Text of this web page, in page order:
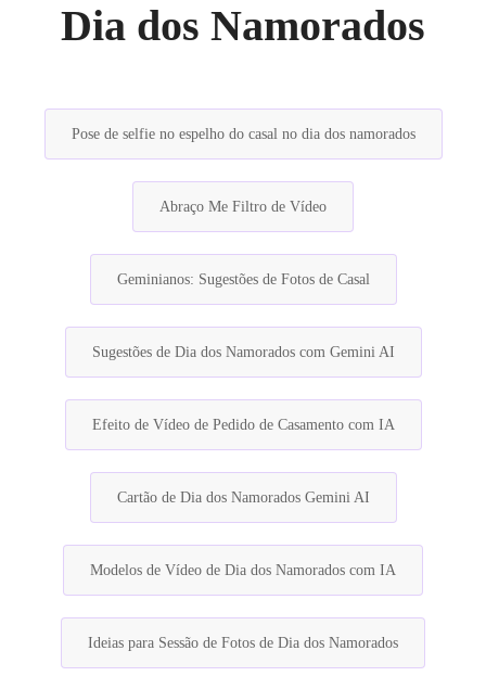
Dia dos Namorados
Pose de selfie no espelho do casal no dia dos namorados
Abraço Me Filtro de Vídeo
Geminianos: Sugestões de Fotos de Casal
Sugestões de Dia dos Namorados com Gemini AI
Efeito de Vídeo de Pedido de Casamento com IA
Cartão de Dia dos Namorados Gemini AI
Modelos de Vídeo de Dia dos Namorados com IA
Ideias para Sessão de Fotos de Dia dos Namorados